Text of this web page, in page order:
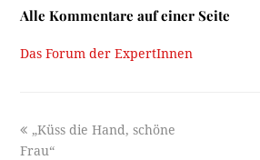
Alle Kommentare auf einer Seite
Das Forum der ExpertInnen
previous
post:
„Küss die Hand, schöne
Frau“